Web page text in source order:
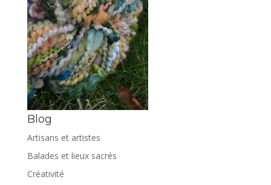
Blog
Artisans et artistes
Balades et lieux sacrés
Créativité